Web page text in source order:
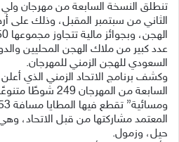
الثاني من سبتمبر المقبل، وذلك على
عدد كبير من ملاك الهجن المحليين
السعودي للهجن الزمني للمهرجان.
وكشف برنامج الاتحاد الزمني الذي
السابعة من
المعتمد مشاركتها من قبل الاتحاد،
حيل، وزمول.